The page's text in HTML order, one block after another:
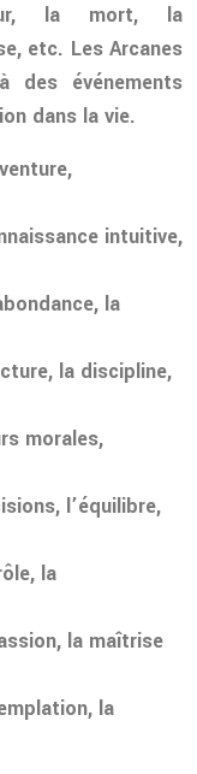
la mort, la
etc. Les Arcanes
des événements
dans la vie.
intuitive,
la
la discipline,
morales,
l’équilibre,
la
la maîtrise
la